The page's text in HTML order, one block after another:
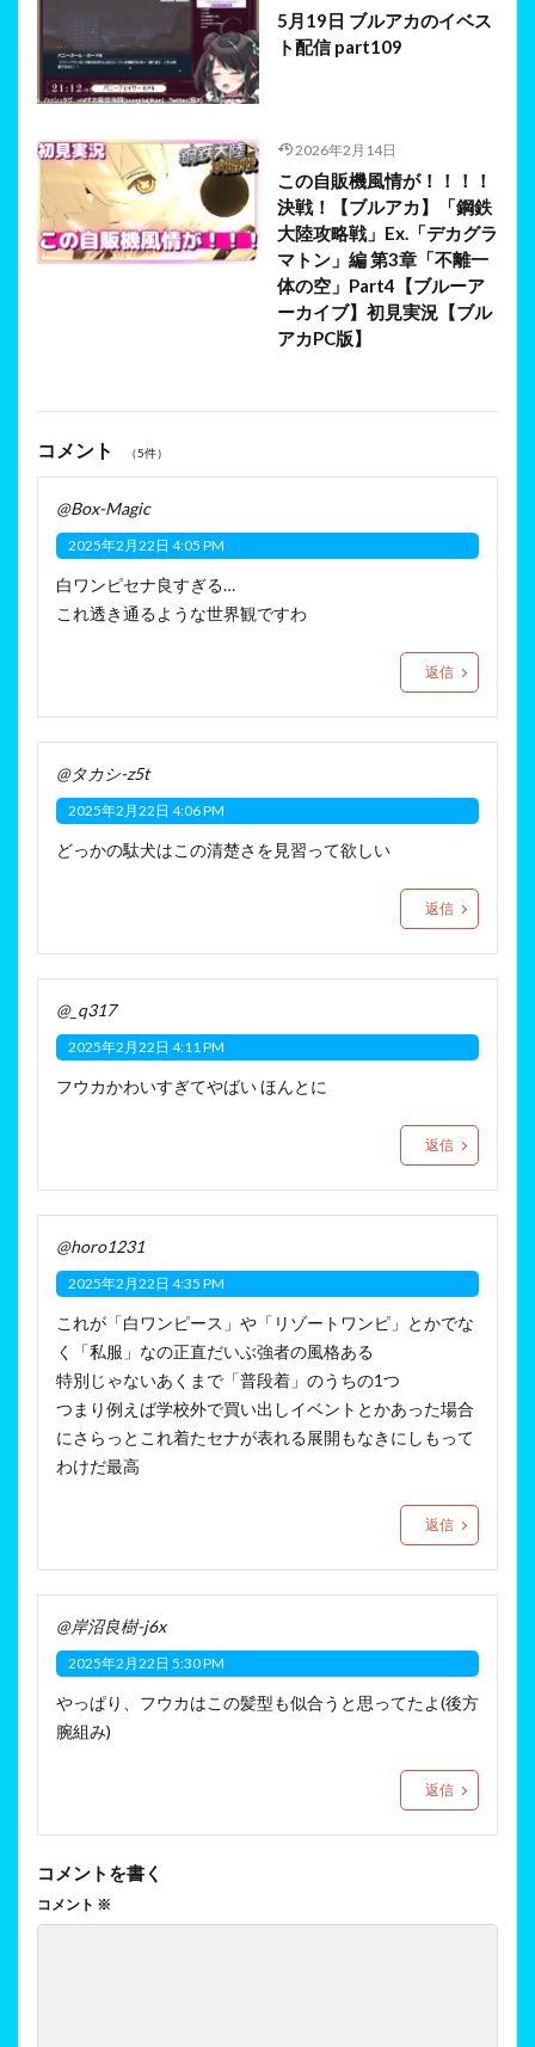
5月19日 ブルアカのイベス
ト配信 part109
2026年2月14日
この自販機風情が！！！！
決戦！【ブルアカ】「鋼鉄
大陸攻略戦」Ex.「デカグラ
マトン」編 第3章「不離一
体の空」Part4【ブルーア
ーカイブ】初見実況【ブル
アカPC版】
コメント （5件）
@Box-Magic
2025年2月22日 4:05 PM
白ワンピセナ良すぎる…
これ透き通るような世界観ですわ
返信
@タカシ-z5t
2025年2月22日 4:06 PM
どっかの駄犬はこの清楚さを見習って欲しい
返信
@_q317
2025年2月22日 4:11 PM
フウカかわいすぎてやばい ほんとに
返信
@horo1231
2025年2月22日 4:35 PM
これが「白ワンピース」や「リゾートワンピ」とかでな
く「私服」なの正直だいぶ強者の風格ある
特別じゃないあくまで「普段着」のうちの1つ
つまり例えば学校外で買い出しイベントとかあった場合
にさらっとこれ着たセナが表れる展開もなきにしもって
わけだ最高
返信
@岸沼良樹-j6x
2025年2月22日 5:30 PM
やっぱり、フウカはこの髪型も似合うと思ってたよ(後方
腕組み)
返信
コメントを書く
コメント ※